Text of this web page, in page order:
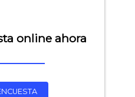
online ahora